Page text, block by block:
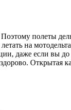
полеты
на
даже если вы